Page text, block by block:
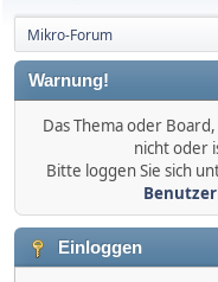
Mikro-Forum
Warnung!
Das Thema oder
nicht oder
Bitte loggen Sie sich
Einloggen